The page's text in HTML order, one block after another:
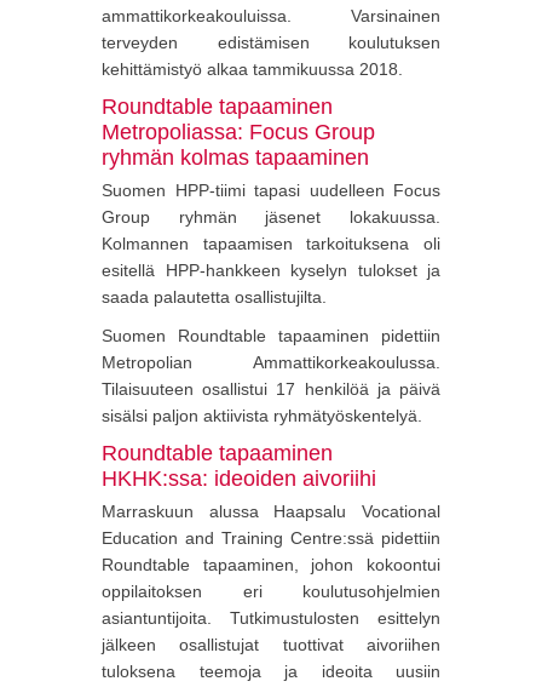
ammattikorkeakouluissa. Varsinainen
terveyden edistämisen koulutuksen
kehittämistyö alkaa tammikuussa 2018.
Roundtable tapaaminen
Metropoliassa: Focus Group
ryhmän kolmas tapaaminen
Suomen HPP-tiimi tapasi uudelleen Focus
Group ryhmän jäsenet lokakuussa.
Kolmannen tapaamisen tarkoituksena oli
esitellä HPP-hankkeen kyselyn tulokset ja
saada palautetta osallistujilta.
Suomen Roundtable tapaaminen pidettiin
Metropolian Ammattikorkeakoulussa.
Tilaisuuteen osallistui 17 henkilöä ja päivä
sisälsi paljon aktiivista ryhmätyöskentelyä.
Roundtable tapaaminen
HKHK:ssa: ideoiden aivoriihi
Marraskuun alussa Haapsalu Vocational
Education and Training Centre:ssä pidettiin
Roundtable tapaaminen, johon kokoontui
oppilaitoksen eri koulutusohjelmien
asiantuntijoita. Tutkimustulosten esittelyn
jälkeen osallistujat tuottivat aivoriihen
tuloksena teemoja ja ideoita uusiin